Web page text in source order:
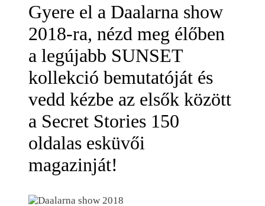
Gyere el a Daalarna show
2018-ra, nézd meg élőben
a legújabb SUNSET
kollekció bemutatóját és
vedd kézbe az elsők között
a Secret Stories 150
oldalas esküvői
magazinját!